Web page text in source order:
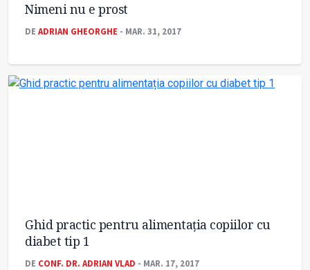
Nimeni nu e prost
DE ADRIAN GHEORGHE - MAR. 31, 2017
Ghid practic pentru alimentația copiilor cu
diabet tip 1
DE CONF. DR. ADRIAN VLAD - MAR. 17, 2017